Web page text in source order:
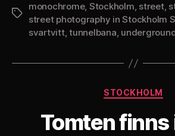
Etiketter
monochrome, Stockholm, street,
street photography in Stockholm
svartvitt,tunnelbana,
STOCKHOLM
Tomten